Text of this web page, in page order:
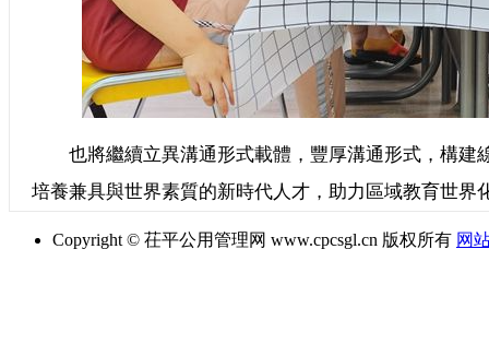
也將繼續立異溝通形式載體，豐厚溝通形式，構建
培養兼具與世界素質的新時代人才，助力區域教育世界
Copyright © 茌平公用管理网 www.cpcsgl.cn 版权所有 网